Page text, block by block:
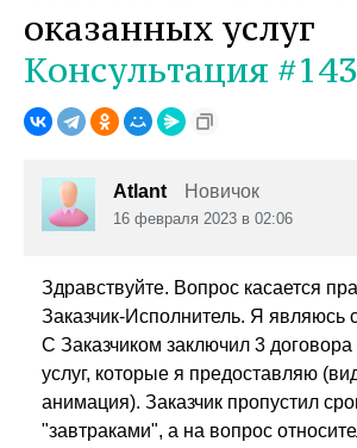
оказанных услуг
Консультация
Atlant Новичок
16 февраля 2023 в 02:06
Здравствуйте. Вопрос касается
Заказчик-Исполнитель. Я являюсь
С Заказчиком заключил 3 договора
услуг, которые я предоставляю
анимация). Заказчик пропустил
"завтраками", а на вопрос